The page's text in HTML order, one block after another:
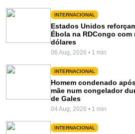
INTERNACIONAL
Estados Unidos
Ébola na RDCongo
dólares
06 Aug, 2026 • 1 min
INTERNACIONAL
Homem condenado
mãe num congelador
de Gales
04 Aug, 2026 • 1 min
INTERNACIONAL